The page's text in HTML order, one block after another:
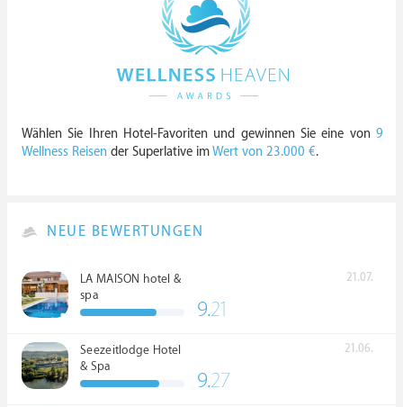
Wählen Sie Ihren Hotel-Favoriten und gewinnen Sie eine von 9
Wellness Reisen der Superlative imWert von 23.000 €.
NEUE BEWERTUNGEN
LA MAISON hotel &
spa
21.07.
9.21
Seezeitlodge Hotel
& Spa
21.06.
9.27